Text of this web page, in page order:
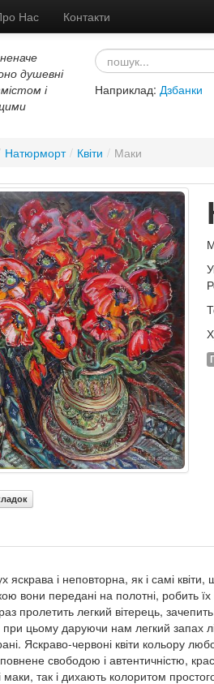
Нас Контакти
душевні
і
Наприклад: Дзбанки
Натюрморт / Квіти / Маки
яскрава і неповторна, як і самі квіти,
вони передані на полотні, робить
пролетить легкий вітерець,
при цьому даруючи нам легкий запах
Яскраво-червоні квіти кольору
свободою і автентичністю,
так і дихають колоритом